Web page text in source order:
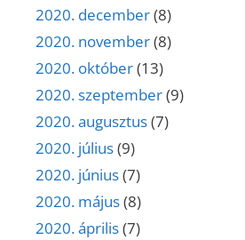
2020. december(8)
2020. november(8)
2020. október(13)
2020. szeptember(9)
2020. augusztus(7)
2020. július(9)
2020. június(7)
2020. május(8)
2020. április(7)